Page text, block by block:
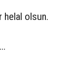
helal olsun.